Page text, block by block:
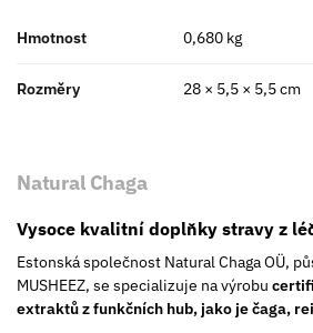
Hmotnost 0,680 kg
Rozměry 28 × 5,5 × 5,5 cm
Natural Chaga
Vysoce kvalitní doplňky stravy z
Estonská společnost Natural Chaga OÜ,
MUSHEEZ, se specializuje na výrobu
extraktů z funkčních hub, jako je čaga,